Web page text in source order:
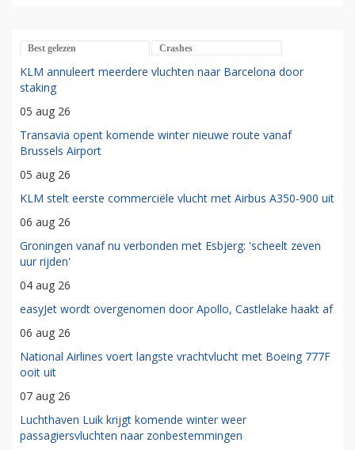
Best gelezen Crashes
KLM annuleert meerdere vluchten naar Barcelona door
staking
05 aug 26
Transavia opent komende winter nieuwe route vanaf
Brussels Airport
05 aug 26
KLM stelt eerste commerciële vlucht met Airbus A350-900 uit
06 aug 26
Groningen vanaf nu verbonden met Esbjerg: 'scheelt zeven
uur rijden'
04 aug 26
easyJet wordt overgenomen door Apollo, Castlelake haakt af
06 aug 26
National Airlines voert langste vrachtvlucht met Boeing 777F
ooit uit
07 aug 26
Luchthaven Luik krijgt komende winter weer
passagiersvluchten naar zonbestemmingen